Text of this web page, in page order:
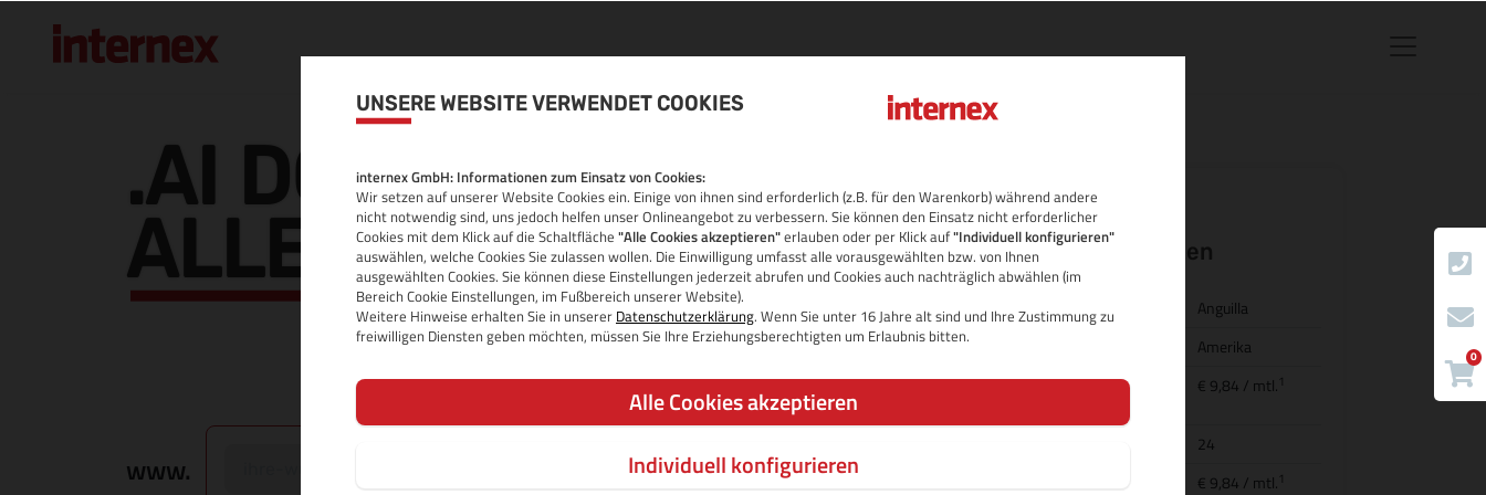
UNSERE WEBSITE VERWENDET COOKIES
internex GmbH: Informationen zum Einsatz von Cookies:
Wir setzen auf unserer Website Cookies ein. Einige von ihnen sind erforderlich (z.B. für den Warenkorb) während andere
nicht notwendig sind, uns jedoch helfen unser Onlineangebot zu verbessern. Sie können den Einsatz nicht erforderlicher
Cookies mit dem Klick auf die Schaltfläche "Alle Cookies akzeptieren"erlauben oder per Klick auf"Individuell konfigurieren"
auswählen, welche Cookies Sie zulassen wollen. Die Einwilligung umfasst alle vorausgewählten bzw. von Ihnen
ausgewählten Cookies. Sie können diese Einstellungen jederzeit abrufen und Cookies auch nachträglich abwählen (im
Bereich Cookie Einstellungen, im Fußbereich unserer Website).
Weitere Hinweise erhalten Sie in unserer Datenschutzerklärung. Wenn Sie unter 16 Jahre alt sind und Ihre Zustimmung zu
freiwilligen Diensten geben möchten, müssen Sie Ihre Erziehungsberechtigten um Erlaubnis bitten.
Alle Cookies akzeptieren
Individuell konfigurieren
0
.AI DOMAIN
ALLE INFOS
www. JETZT DOMAIN PRÜFEN
.ai Domain-
Eigenschaften
Land/Bezeichnung
Anguilla
Amerika
Preis für
€ 9,84 / mtl. 1
24
€ 9,84 / mtl. 1